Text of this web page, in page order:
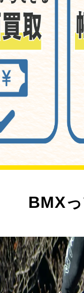
BMX